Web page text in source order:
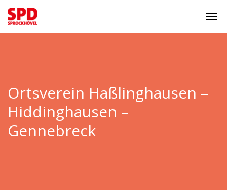
Ortsverein Haßlinghausen –
Hiddinghausen –
Gennebreck